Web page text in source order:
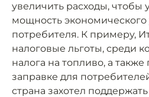
увеличить расходы, чтобы
мощность экономического
потребителя. К примеру,
налоговые льготы, среди
налога на топливо, а
заправке для
страна захотел